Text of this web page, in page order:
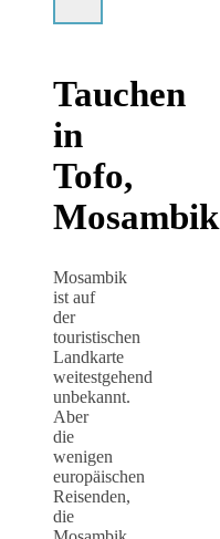
Tauchen
in
Tofo,
Mosambik
Mosambik
ist auf
der
touristischen
Landkarte
weitestgehend
unbekannt.
Aber
die
wenigen
europäischen
Reisenden,
die